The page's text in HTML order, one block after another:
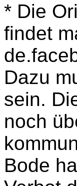
* Die
findet
Dazu
sein.
noch
Bode